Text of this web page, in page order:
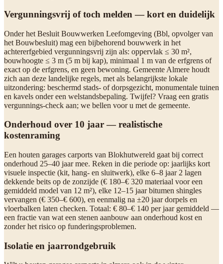
Vergunningsvrij of toch melden — kort en duidelijk
Onder het Besluit Bouwwerken Leefomgeving (Bbl, opvolger van
het Bouwbesluit) mag een bijbehorend bouwwerk in het
achtererfgebied vergunningsvrij zijn als: oppervlak ≤ 30 m²,
bouwhoogte ≤ 3 m (5 m bij kap), minimaal 1 m van de erfgrens of
exact op de erfgrens, en geen bewoning. Gemeente Almere houdt
zich aan deze landelijke regels, met als belangrijkste lokale
uitzondering: beschermd stads- of dorpsgezicht, monumentale tuinen
en kavels onder een welstandsbepaling. Twijfel? Vraag een gratis
vergunnings-check aan; we bellen voor u met de gemeente.
Onderhoud over 10 jaar — realistische
kostenraming
Een houten garages carports van Blokhutwereld gaat bij correct
onderhoud 25–40 jaar mee. Reken in die periode op: jaarlijks kort
visuele inspectie (kit, hang- en sluitwerk), elke 6–8 jaar 2 lagen
dekkende beits op de zonzijde (€ 180–€ 320 materiaal voor een
gemiddeld model van 12 m²), elke 12–15 jaar bitumen shingles
vervangen (€ 350–€ 600), en eenmalig na ±20 jaar dorpels en
vloerbalken laten checken. Totaal: € 80–€ 140 per jaar gemiddeld —
een fractie van wat een stenen aanbouw aan onderhoud kost en
zonder het risico op funderingsproblemen.
Isolatie en jaarrondgebruik